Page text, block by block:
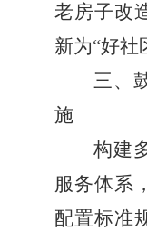
老房子改
新为“好社
三、
施
构建
服务体系
配置标准